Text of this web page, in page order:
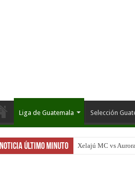
Liga de Guatemala Selección
Noticia Último Minuto Xelajú MC vs